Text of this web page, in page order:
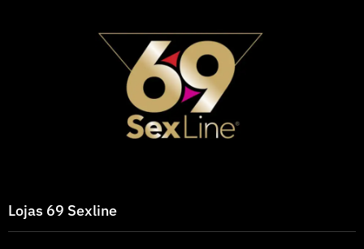
Lojas 69 Sexline